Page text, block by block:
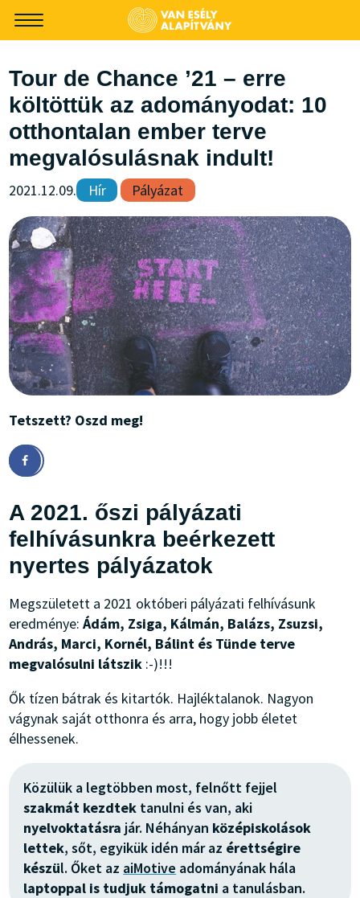
-->
Tour de Chance ’21 – erre
költöttük az adományodat: 10
otthontalan ember terve
megvalósulásnak indult!
2021.12.09. Hír Pályázat
Tetszett? Oszd meg!
A 2021. őszi pályázati
felhívásunkra beérkezett
nyertes pályázatok
Megszületett a 2021 októberi pályázati felhívásunk
eredménye:Ádám, Zsiga, Kálmán, Balázs, Zsuzsi,
András, Marci, Kornél, Bálint és Tünde terve
megvalósulni látszik :-)!!!
Ők tízen bátrak és kitartók. Hajléktalanok. Nagyon
vágynak saját otthonra és arra, hogy jobb életet
élhessenek.
Közülük a legtöbben most, felnőtt fejjel
szakmát kezdtek tanulni és van, aki
nyelvoktatásra jár. Néhányan középiskolások
lettek, sőt, egyikük idén már az érettségire
készül. Őket az aiMotive adományának hála
laptoppal is tudjuk támogatni a tanulásban.